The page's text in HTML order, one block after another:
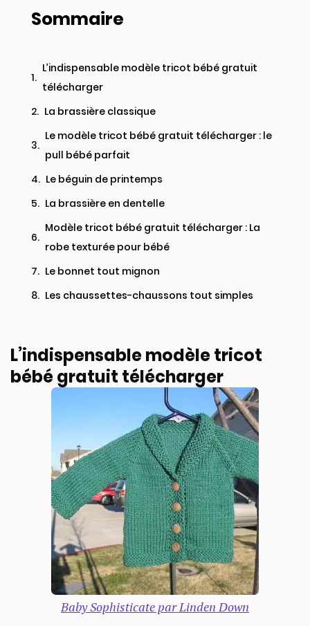
Sommaire
L’indispensable modèle tricot bébé gratuit
télécharger
La brassière classique
Le modèle tricot bébé gratuit télécharger : le
pull bébé parfait
Le béguin de printemps
La brassière en dentelle ​
Modèle tricot bébé gratuit télécharger : La
robe texturée pour bébé​
Le bonnet tout mignon
Les chaussettes-chaussons tout simples​
L’indispensable modèle tricot
bébé gratuit télécharger
Baby Sophisticate par Linden Down